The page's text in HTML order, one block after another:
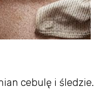
cebulę i śledzie.